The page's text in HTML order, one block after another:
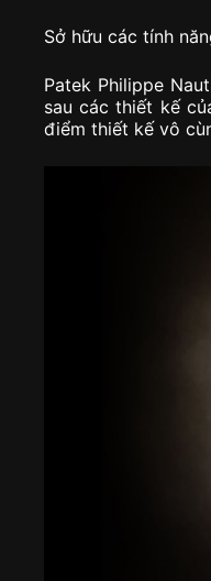
Sở hữu các tính
Patek Philippe
sau các thiết kế
điểm thiết kế vô